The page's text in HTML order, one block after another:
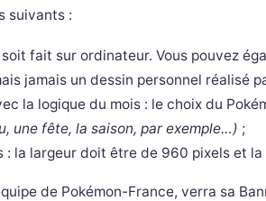
suivants :
fait sur ordinateur. Vous pouvez
jamais un dessin personnel réalisé
la logique du mois : le choix du
une fête, la saison, par exemple…) ;
: la largeur doit être de 960 pixels et la
de Pokémon-France, verra sa